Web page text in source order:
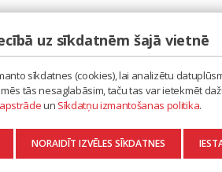
LAIPA
ES RADU MŪZIKU
AKTUALITĀTES
KONTAKTI
SĪKDATŅU IZMANTOŠANAS POLITIKA
DATU APSTRĀDE
uz sīkdatnēm šajā vietnē
sīkdatnes (cookies), lai analizētu
tās nesaglabāsim, taču tas var ietekmēt
un Sīkdatņu izmantošanas politika.
NORAIDĪT IZVĒLES SĪKDATNES